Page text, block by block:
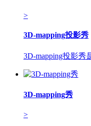
>
3D-mapping投影秀
3D-mapping投影
3D-mapping秀
>